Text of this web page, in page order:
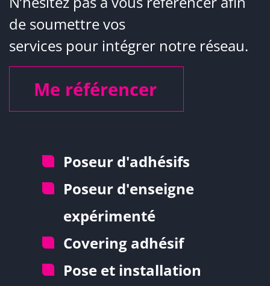
de soumettre vos
services pour intégrer notre réseau.
Me référencer
Poseur d'adhésifs
Poseur d'enseigne
expérimenté
Covering adhésif
Pose et installation